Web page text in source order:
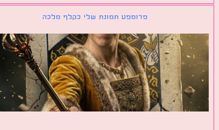
פרומפט תמונת שלי כקלף מלכה